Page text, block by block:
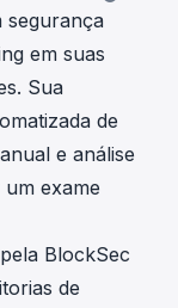
segurança
em suas
Sua
de
e análise
exame
BlockSec
de